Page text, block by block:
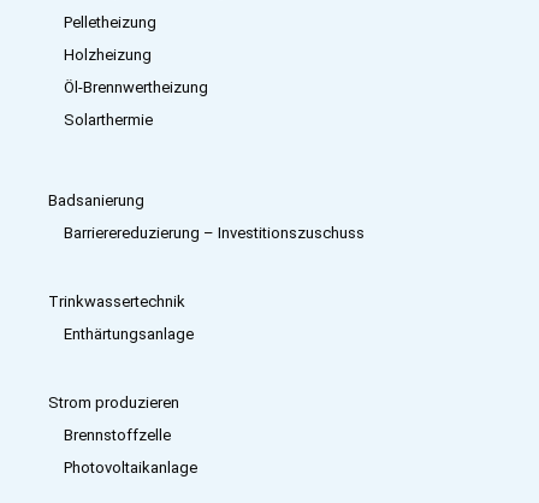
Pelletheizung
Holzheizung
Öl-Brennwertheizung
Solarthermie
Badsanierung
Barrierereduzierung – Investitions­zuschuss
Trinkwassertechnik
Enthärtungsanlage
Strom produzieren
Brennstoffzelle
Photovoltaikanlage